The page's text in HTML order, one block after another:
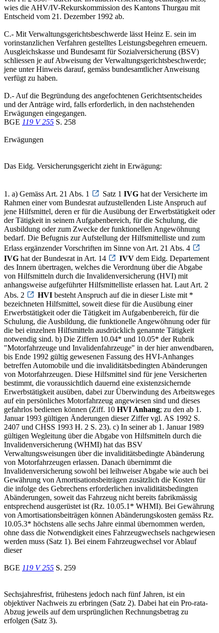
wies die AHV/IV-Rekurskommission des Kantons Thurgau mit
Entscheid vom 21. Dezember 1992 ab.
C.- Mit Verwaltungsgerichtsbeschwerde lässt Heinz E. sein im
vorinstanzlichen Verfahren gestelltes Leistungsbegehren erneuern.
Ausgleichskasse und Bundesamt für Sozialversicherung (BSV)
schliessen je auf Abweisung der Verwaltungsgerichtsbeschwerde;
jene unter Hinweis darauf, gemäss bundesamtlicher Anweisung
verfügt zu haben.
D.- Auf die Begründung des angefochtenen Gerichtsentscheides
und der Anträge wird, falls erforderlich, in den nachstehenden
Erwägungen eingegangen.
BGE 119 V 255 S. 258
Erwägungen
Das Eidg. Versicherungsgericht zieht in Erwägung:
1. a) Gemäss Art. 21 Abs. 1 Satz 1 IVG hat der Versicherte im
Rahmen einer vom Bundesrat aufzustellenden Liste Anspruch auf
jene Hilfsmittel, deren er für die Ausübung der Erwerbstätigkeit oder
der Tätigkeit in seinem Aufgabenbereich, für die Schulung, die
Ausbildung oder zum Zwecke der funktionellen Angewöhnung
bedarf. Die Befugnis zur Aufstellung der Hilfsmittelliste und zum
Erlass ergänzender Vorschriften im Sinne von Art. 21 Abs. 4
IVG hat der Bundesrat in Art. 14 IVV dem Eidg. Departement
des Innern übertragen, welches die Verordnung über die Abgabe
von Hilfsmitteln durch die Invalidenversicherung (HVI) mit
anhangsweise aufgeführter Hilfsmittelliste erlassen hat. Laut Art. 2
Abs. 2
HVI besteht Anspruch auf die in dieser Liste mit *
bezeichneten Hilfsmittel, soweit diese für die Ausübung einer
Erwerbstätigkeit oder die Tätigkeit im Aufgabenbereich, für die
Schulung, die Ausbildung, die funktionelle Angewöhnung oder für
die bei einzelnen Hilfsmitteln ausdrücklich genannte Tätigkeit
notwendig sind. b) Die Ziffern 10.04* und 10.05* der Rubrik
"Motorfahrzeuge und Invalidenfahrzeuge" in der hier anwendbaren,
bis Ende 1992 gültig gewesenen Fassung des HVI-Anhanges
betreffen Automobile und die invaliditätsbedingten Abänderungen
von Motorfahrzeugen. Diese Hilfsmittel sind für jene Versicherten
bestimmt, die voraussichtlich dauernd eine existenzsichernde
Erwerbstätigkeit ausüben, dabei zur Überwindung des Arbeitsweges
auf ein persönliches Motorfahrzeug angewiesen sind und dieses
gefahrlos bedienen können (Ziff. 10 HVI Anhang; zu den ab 1.
Januar 1993 gültigen Änderungen dieser Ziffer vgl. AS 1992 S.
2407 und CHSS 1993 H. 2 S. 23). c) In seiner ab 1. Januar 1989
gültigen Wegleitung über die Abgabe von Hilfsmitteln durch die
Invalidenversicherung (WHMI) hat das BSV
Verwaltungsweisungen über die invaliditätsbedingte Abänderung
von Motorfahrzeugen erlassen. Danach übernimmt die
Invalidenversicherung sowohl bei leihweiser Abgabe wie auch bei
Gewährung von Amortisationsbeiträgen zusätzlich die Kosten für
die infolge des Gebrechens erforderlichen invaliditätsbedingten
Abänderungen, soweit das Fahrzeug nicht bereits fabrikmässig
entsprechend ausgerüstet ist (Rz. 10.05.1* WHMI). Bei Gewährung
von Amortisationsbeiträgen können Abänderungskosten gemäss Rz.
10.05.3* höchstens alle sechs Jahre einmal übernommen werden,
ohne dass die Notwendigkeit eines Fahrzeugwechsels nachgewiesen
werden muss (Satz 1). Bei einem Fahrzeugwechsel vor Ablauf
dieser
BGE 119 V 255 S. 259
Sechsjahresfrist, frühestens jedoch nach fünf Jahren, ist ein
objektiver Nachweis zu erbringen (Satz 2). Dabei hat ein Pro-rata-
Abzug jeweils auf dem ursprünglichen Rechnungsbetrag zu
erfolgen (Satz 3).